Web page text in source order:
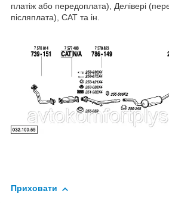
платіж або передоплата), Делівері
післяплата), САТ та ін.
Приховати